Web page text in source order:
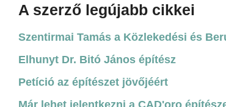
A szerző legújabb cikkei
Szentirmai Tamás a Közlekedési és
Elhunyt Dr. Bitó János építész
Petíció az építészet jövőjéért
Már lehet jelentkezni a CAD'oro